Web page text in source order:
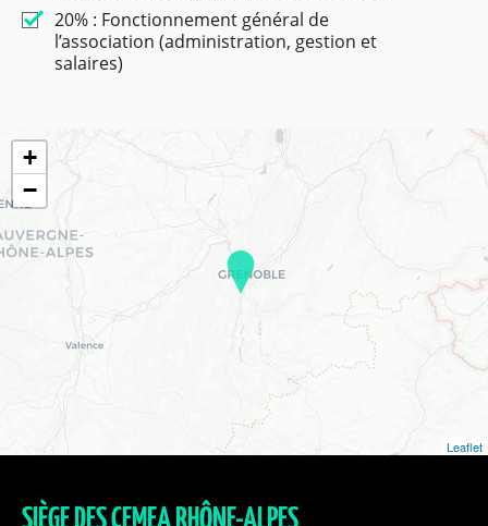
20% : Fonctionnement général de
l’association (administration, gestion et
salaires)
+
−
Leaflet